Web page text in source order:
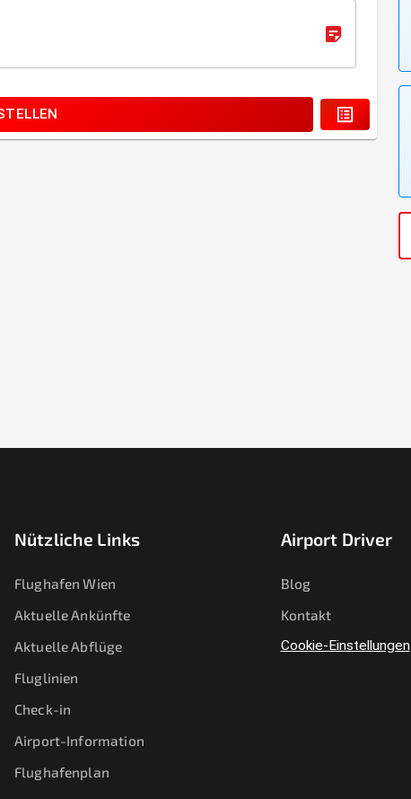
Nützliche Links
Flughafen Wien
Aktuelle Ankünfte
Aktuelle Abflüge
Fluglinien
Check-in
Airport-Information
Flughafenplan
Airport Driver
Blog
Kontakt
Cookie-Einstellungen